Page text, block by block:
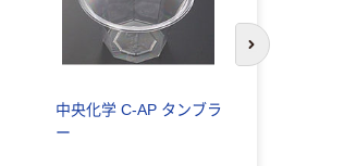
中央化学 C-AP タンブラ
ー
次のスライド